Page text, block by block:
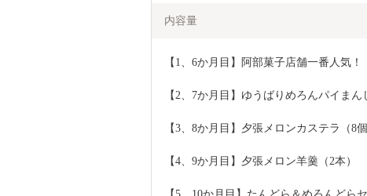
内容量
【1、6か月目】阿部菓子店舗一番人気
【2、7か月目】ゆうばりめろんパイまん
【3、8か月目】夕張メロンカステラ（8
【4、9か月目】夕張メロン羊羹（2本）